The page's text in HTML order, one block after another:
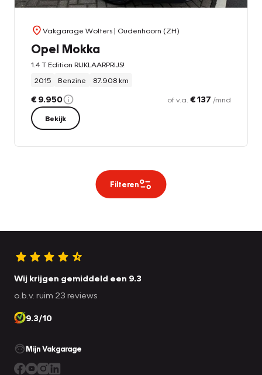
Vakgarage Wolters| Oudenhoorn (ZH)
Opel Mokka
1.4 T Edition RIJKLAARPRIJS!
2015
Benzine 87.908 km
€ 9.950 of v.a. € 137 /mnd
Bekijk
Filteren
Wij krijgen gemiddeld een 9.3
o.b.v. ruim 23 reviews
9.3/10
Mijn Vakgarage